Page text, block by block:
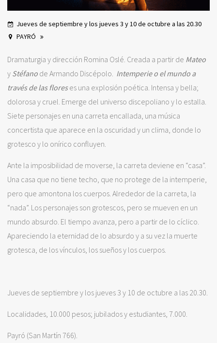
Jueves de septiembre y los jueves 3 y 10 de octubre a las 20.30
PAYRÓ
Dramaturgia y dirección Romina Oslé. Creada a partir de Mateo
y Stéfano de Armando Discépolo. Intemperie o el mundo a
través de las floreses una explosión poética. Intensa y bella;
dolorosa y cruel. Emerge del universo discepoliano y lo estalla.
Siete personajes en una carreta encallada, una música
concertista que aparece en la oscuridad y un clima, donde lo
grotesco y lo onírico confluyen.
Ante la imposibilidad de moverse, la carreta deviene en “casa”.
Una casa que no tiene techo, que no protege de la intemperie,
pero que amontona los cuerpos. Alrededor de la carreta, la
“nada”. Los personajes son grotescos, pero se mueven en un
mundo absurdo. El tiempo avanza, pero a partir de lo cíclico.
Apareciendo la eternidad de lo absurdo y a su vez la muerte
grotesca, de los vínculos, los sueños y los cuerpos.
Jueves de septiembre y los jueves 3 y 10 de octubre a las 20.30.
Localidades, 10.000 pesos; jubilados y estudiantes, 7.000.
Payró (San Martín 766).